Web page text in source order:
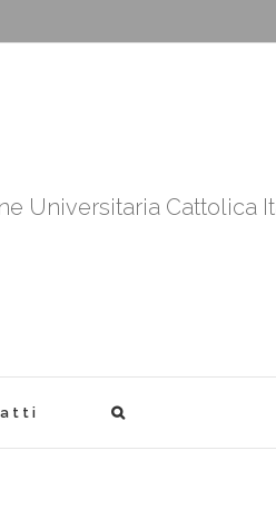
Universitaria Cattolica